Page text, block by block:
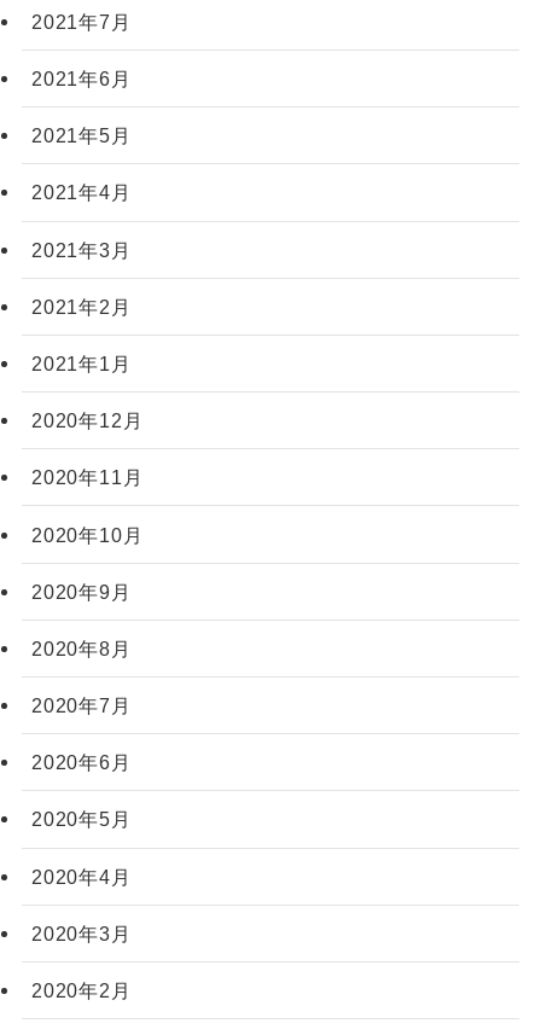
2021年7月
2021年6月
2021年5月
2021年4月
2021年3月
2021年2月
2021年1月
2020年12月
2020年11月
2020年10月
2020年9月
2020年8月
2020年7月
2020年6月
2020年5月
2020年4月
2020年3月
2020年2月